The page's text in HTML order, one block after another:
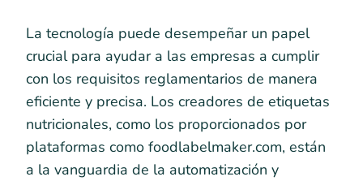
La tecnología puede desempeñar un papel
crucial para ayudar a las empresas a cumplir
con los requisitos reglamentarios de manera
eficiente y precisa. Los creadores de etiquetas
nutricionales, como los proporcionados por
plataformas como foodlabelmaker.com, están
a la vanguardia de la automatización y